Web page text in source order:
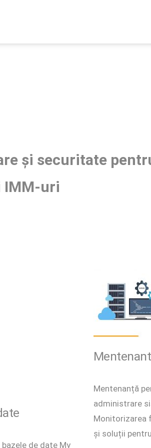
și securitate
IMM-uri
de date My
Mentenanță
administrare
Monitorizarea
și soluții